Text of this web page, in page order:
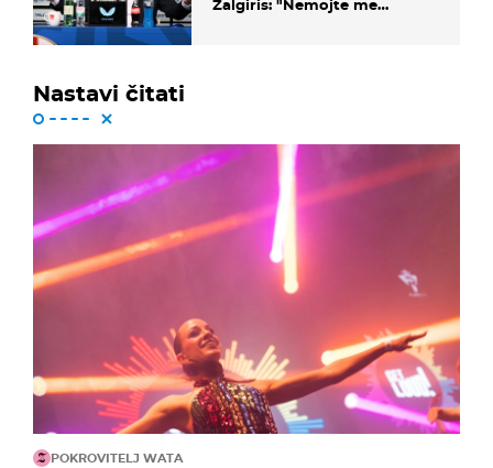
Žalgiris: "Nemojte me
Nastavi čitati
POKROVITELJ WATA